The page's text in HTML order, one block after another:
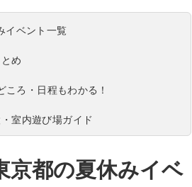
イベント一覧
め
ころ・日程もわかる！
室内遊び場ガイド
京都の夏休みイベ